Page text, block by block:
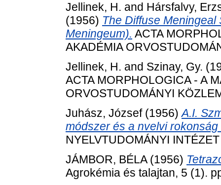
Jellinek, H. and Hársfalvy,
(1956) The Diffuse
Meningeum). ACTA
AKADÉMIA
Jellinek, H. and Szinay, Gy.
ACTA MORPHOLOGICA - A
ORVOSTUDOMÁNYI
Juhász, József(1956)A.I.
módszer és a nvelvi
NYELVTUDOMÁNYI
JÁMBOR, BÉLA(1956)
Agrokémia és talajtan, 5 (1).